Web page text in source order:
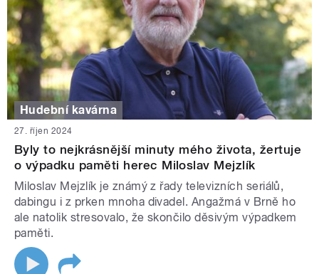
Hudební kavárna
27. říjen 2024
Byly to nejkrásnější minuty mého života, žertuje
o výpadku paměti herec Miloslav Mejzlík
Miloslav Mejzlík je známý z řady televizních seriálů,
dabingu i z prken mnoha divadel. Angažmá v Brně ho
ale natolik stresovalo, že skončilo děsivým výpadkem
paměti.